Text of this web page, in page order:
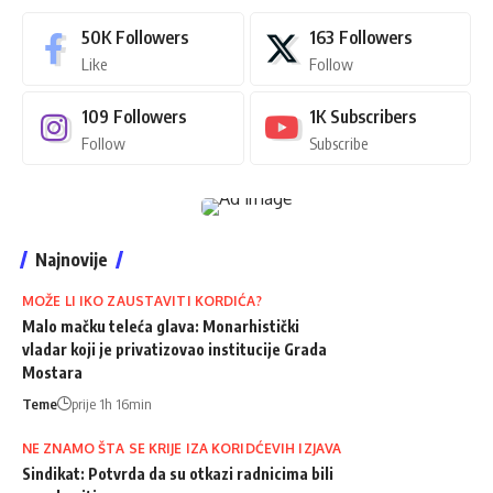
50K Followers
Like
163 Followers
Follow
109 Followers
Follow
1K Subscribers
Subscribe
Najnovije
MOŽE LI IKO ZAUSTAVITI KORDIĆA?
Malo mačku teleća glava: Monarhistički
vladar koji je privatizovao institucije Grada
Mostara
Teme prije 1h 16min
NE ZNAMO ŠTA SE KRIJE IZA KORIDĆEVIH IZJAVA
Sindikat: Potvrda da su otkazi radnicima bili